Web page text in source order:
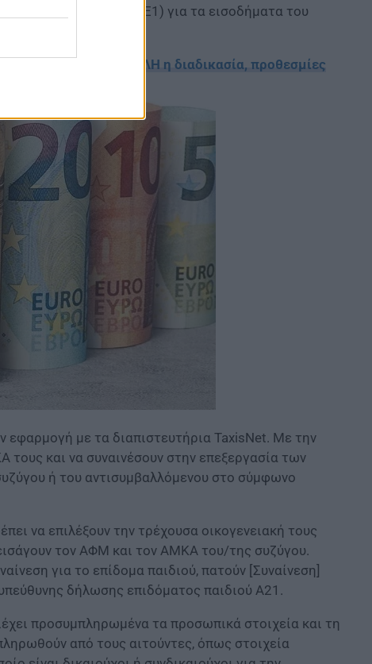
εισοδήματος (Ε1) για τα εισοδήματα του
στο gov.gr – ΟΛΗ η διαδικασία, προθεσμίες
εφαρμογή με τα διαπιστευτήρια TaxisNet. Με την
και να συναινέσουν στην επεξεργασία των
ή του αντισυμβαλλόμενου στο σύμφωνο
να επιλέξουν την τρέχουσα οικογενειακή τους
τον ΑΦΜ και τον ΑΜΚΑ του/της συζύγου.
για το επίδομα παιδιού, πατούν [Συναίνεση]
δήλωσης επιδόματος παιδιού Α21.​
προσυμπληρωμένα τα προσωπικά στοιχεία και τη
από τους αιτούντες, όπως στοιχεία